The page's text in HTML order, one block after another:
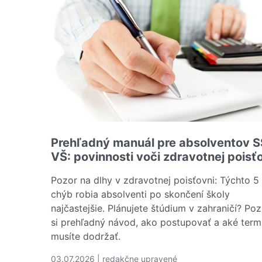
Prehľadný manuál pre absolventov
VŠ: povinnosti voči zdravotnej
Pozor na dlhy v zdravotnej poisťovni: Týchto 5
chýb robia absolventi po skončení školy
najčastejšie. Plánujete štúdium v zahraničí?
si prehľadný návod, ako postupovať a aké
musíte dodržať.
03.07.2026 | redakčne upravené